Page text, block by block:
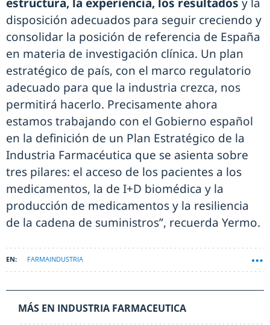
disposición adecuados para seguir creciendo y
consolidar la posición de referencia de España
en materia de investigación clínica. Un plan
estratégico de país, con el marco regulatorio
adecuado para que la industria crezca, nos
permitirá hacerlo. Precisamente ahora
estamos trabajando con el Gobierno español
en la definición de un Plan Estratégico de la
Industria Farmacéutica que se asienta sobre
tres pilares: el acceso de los pacientes a los
medicamentos, la de I+D biomédica y la
producción de medicamentos y la resiliencia
de la cadena de suministros”, recuerda Yermo.
FARMAINDUSTRIA
MÁS EN INDUSTRIA FARMACEUTICA